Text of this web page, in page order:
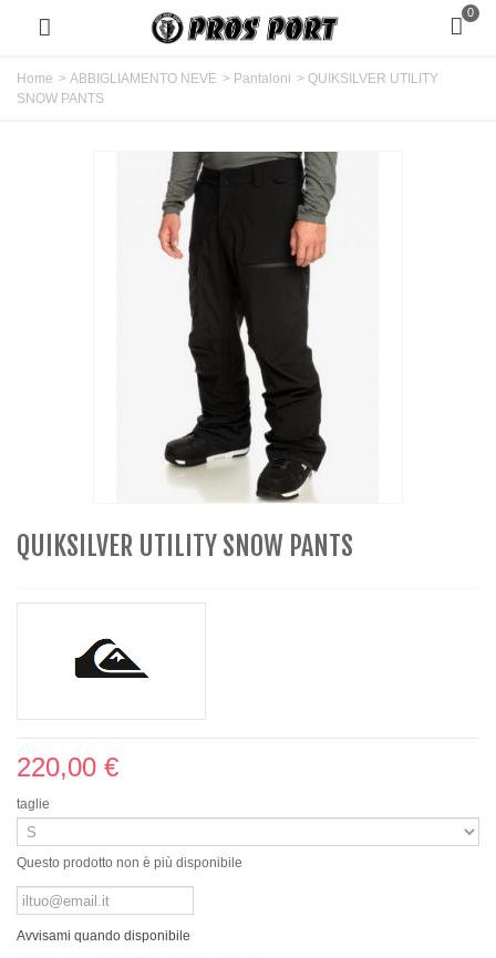
0
Home > ABBIGLIAMENTO NEVE > Pantaloni > QUIKSILVER UTILITY
SNOW PANTS
QUIKSILVER UTILITY SNOW PANTS
220,00 €
taglie
Questo prodotto non è più disponibile
Avvisami quando disponibile